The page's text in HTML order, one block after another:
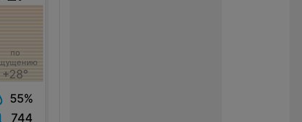
по
+28°
55%
744